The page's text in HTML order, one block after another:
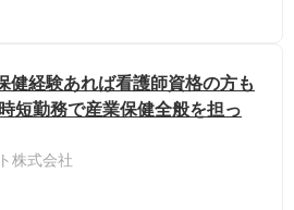
健経験あれば看護師資格の方も
短勤務で産業保健全般を担っ
株式会社